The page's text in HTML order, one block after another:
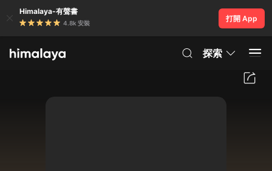
Himalaya-有聲書
4.8k 安裝
打開 App
探索